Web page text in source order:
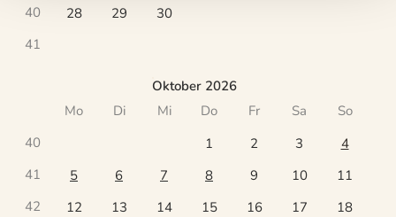
40 28 29
30
41
Oktober 2026
Mo
Di Mi Do Fr Sa
So
40
1 2 3
4
41
5 6 7 8 9 10
11
42
12 13 14 15 16 17
18